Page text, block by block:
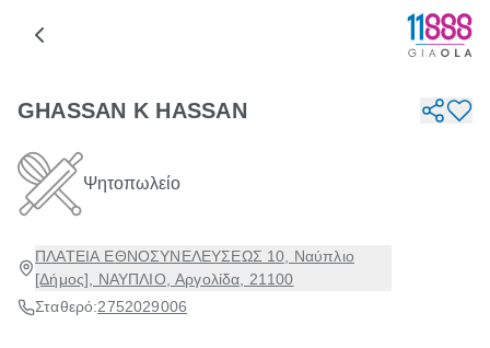
GHASSAN K HASSAN
Ψητοπωλείο
ΠΛΑΤΕΙΑ ΕΘΝΟΣΥΝΕΛΕΥΣΕΩΣ 10, Ναύπλιο
[Δήμος], ΝΑΥΠΛΙΟ, Αργολίδα, 21100
Σταθερό:2752029006